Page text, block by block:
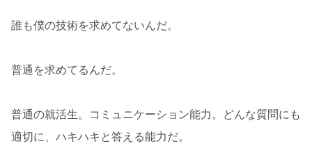
誰も僕の技術を求めてないんだ。
普通を求めてるんだ。
普通の就活生。コミュニケーション能力。どんな質問にも
適切に、ハキハキと答える能力だ。